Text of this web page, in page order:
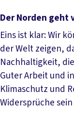
Der Norden geht
Eins ist klar: Wir
der Welt zeigen,
Nachhaltigkeit,
Guter Arbeit und
Klimaschutz und
Widersprüche